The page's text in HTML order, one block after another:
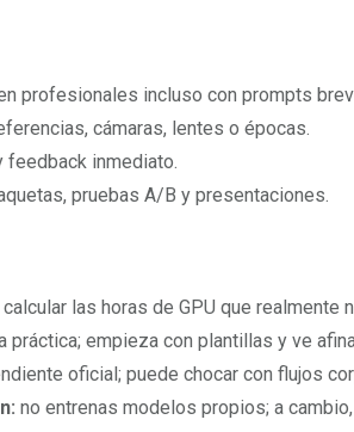
profesionales incluso con prompts
cámaras, lentes o épocas.
inmediato.
pruebas A/B y presentaciones.
las horas de GPU que realmente
práctica; empieza con plantillas y ve
oficial; puede chocar con flujos
no entrenas modelos propios; a